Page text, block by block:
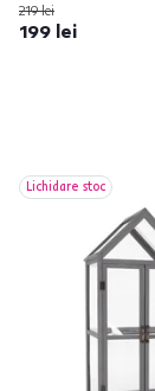
219 lei
199 lei
Lichidare stoc